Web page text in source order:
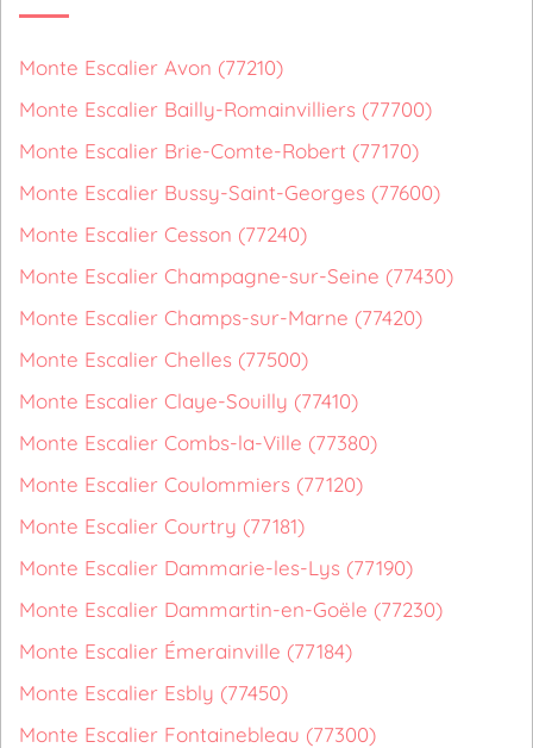
Monte Escalier Avon (77210)
Monte Escalier Bailly-Romainvilliers (77700)
Monte Escalier Brie-Comte-Robert (77170)
Monte Escalier Bussy-Saint-Georges (77600)
Monte Escalier Cesson (77240)
Monte Escalier Champagne-sur-Seine (77430)
Monte Escalier Champs-sur-Marne (77420)
Monte Escalier Chelles (77500)
Monte Escalier Claye-Souilly (77410)
Monte Escalier Combs-la-Ville (77380)
Monte Escalier Coulommiers (77120)
Monte Escalier Courtry (77181)
Monte Escalier Dammarie-les-Lys (77190)
Monte Escalier Dammartin-en-Goële (77230)
Monte Escalier Émerainville (77184)
Monte Escalier Esbly (77450)
Monte Escalier Fontainebleau (77300)